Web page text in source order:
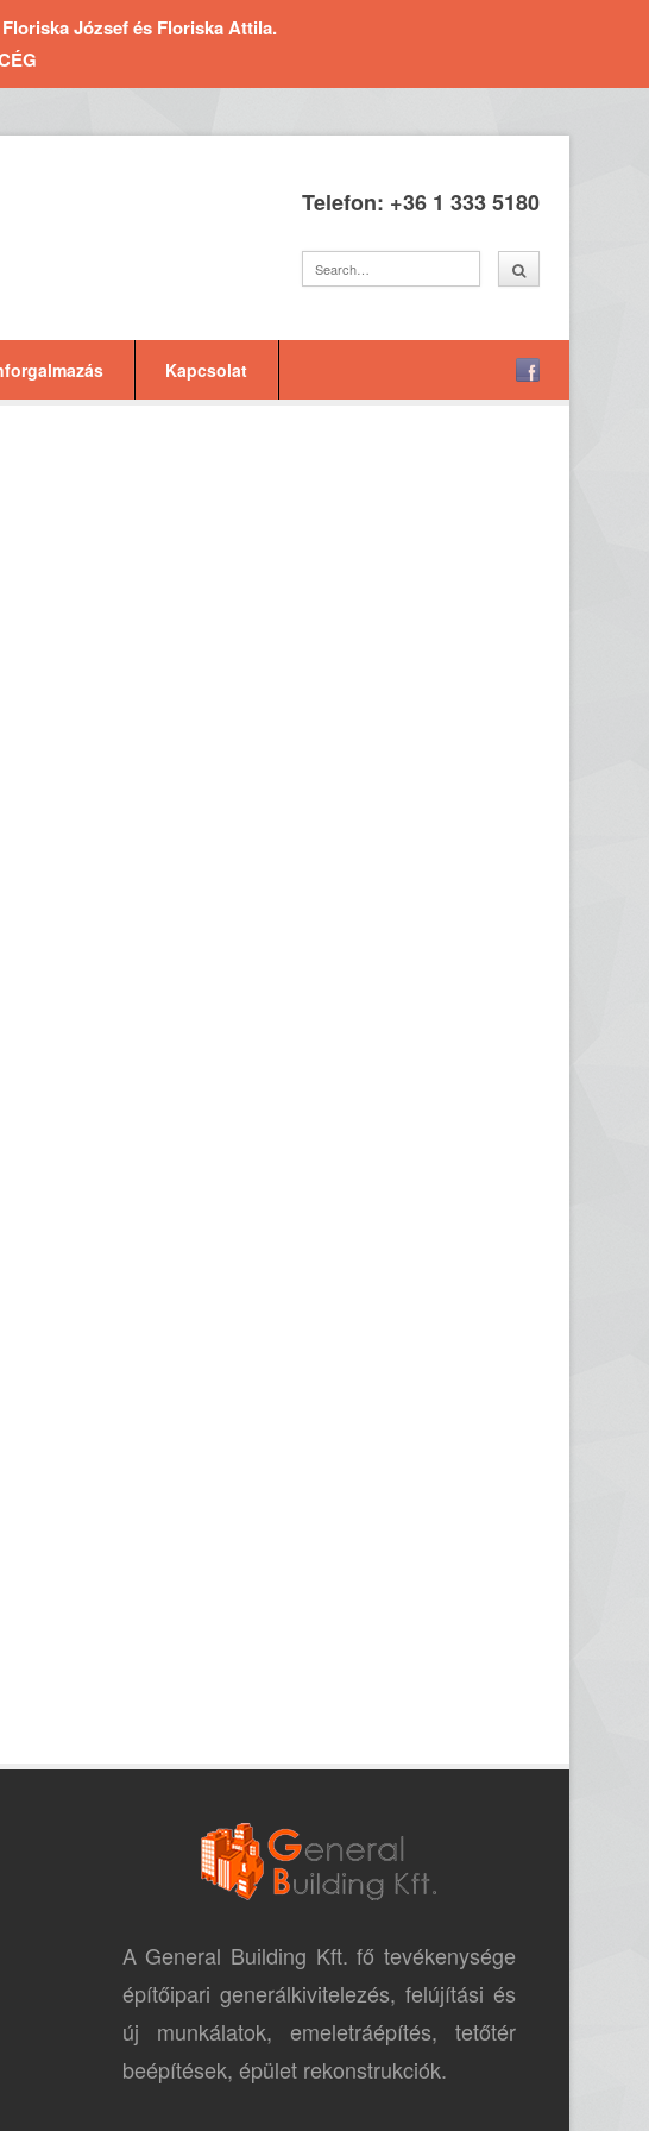
József és Floriska Attila.
Telefon: +36 1 333 5180
Kapcsolat
A General Building Kft. fő tevékenysége
építőipari generálkivitelezés, felújítási és
új munkálatok, emeletráépítés, tetőtér
beépítések, épület rekonstrukciók.